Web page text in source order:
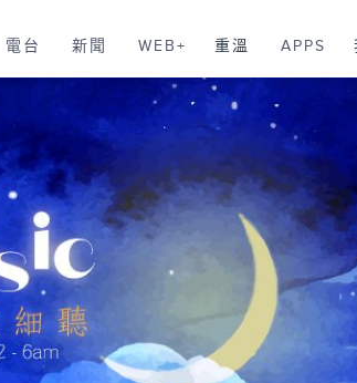
電台 新聞 WEB+ 重溫 APPS